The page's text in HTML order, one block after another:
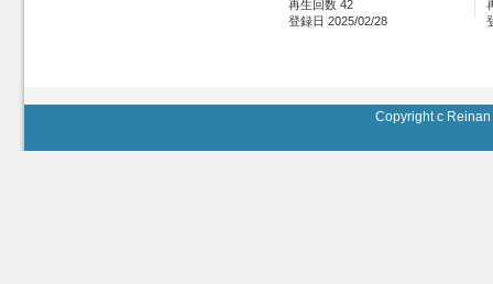
再生回数 42
登録日 2025/02/28
Copyright c